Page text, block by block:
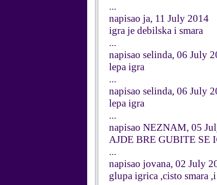
...
napisao ja, 11 July 2014
igra je debilska i smara
...
napisao selinda, 06 July
lepa igra
...
napisao selinda, 06 July
lepa igra
...
napisao NEZNAM, 05
AJDE BRE GUBITE SE
...
napisao jovana, 02 July
glupa igrica ,cisto smara